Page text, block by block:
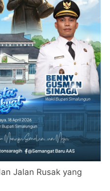
Jalan Rusak yang